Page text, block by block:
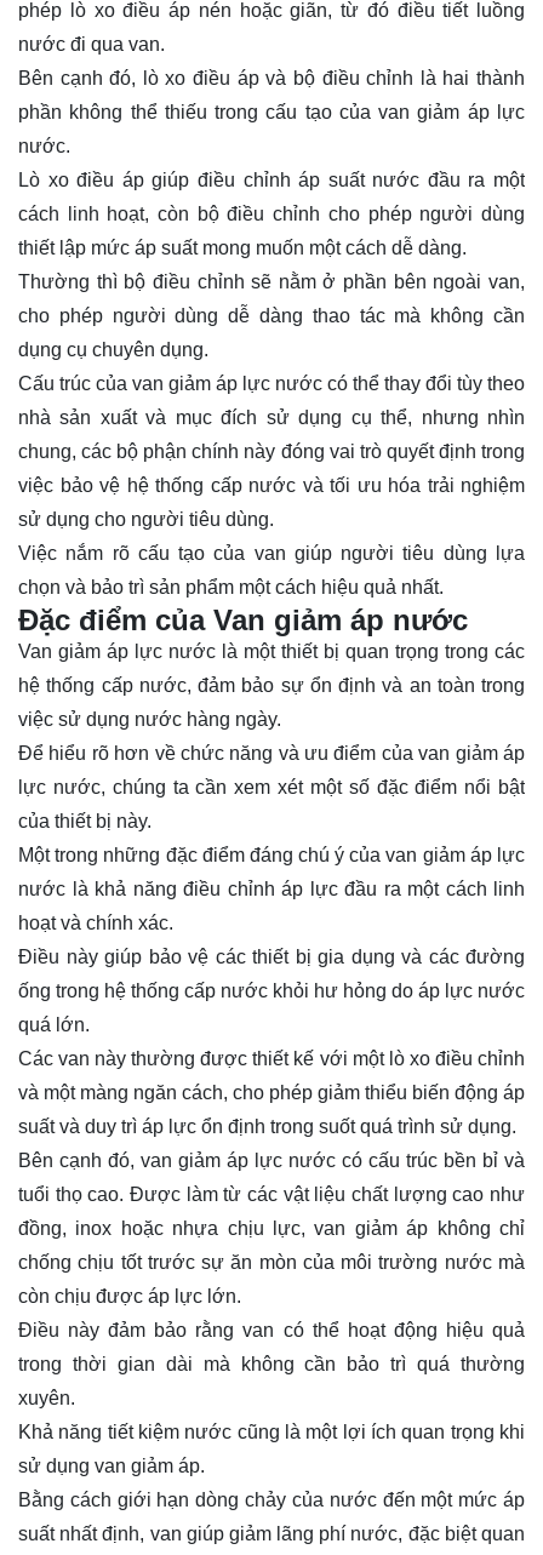
phép lò xo điều áp nén hoặc giãn, từ đó điều tiết luồng
nước đi qua van.
Bên cạnh đó, lò xo điều áp và bộ điều chỉnh là hai thành
phần không thể thiếu trong cấu tạo của van giảm áp lực
nước.
Lò xo điều áp giúp điều chỉnh áp suất nước đầu ra một
cách linh hoạt, còn bộ điều chỉnh cho phép người dùng
thiết lập mức áp suất mong muốn một cách dễ dàng.
Thường thì bộ điều chỉnh sẽ nằm ở phần bên ngoài van,
cho phép người dùng dễ dàng thao tác mà không cần
dụng cụ chuyên dụng.
Cấu trúc của van giảm áp lực nước có thể thay đổi tùy theo
nhà sản xuất và mục đích sử dụng cụ thể, nhưng nhìn
chung, các bộ phận chính này đóng vai trò quyết định trong
việc bảo vệ hệ thống cấp nước và tối ưu hóa trải nghiệm
sử dụng cho người tiêu dùng.
Việc nắm rõ cấu tạo của van giúp người tiêu dùng lựa
chọn và bảo trì sản phẩm một cách hiệu quả nhất.
Đặc điểm của Van giảm áp nước
Van giảm áp lực nước là một thiết bị quan trọng trong các
hệ thống cấp nước, đảm bảo sự ổn định và an toàn trong
việc sử dụng nước hàng ngày.
Để hiểu rõ hơn về chức năng và ưu điểm của van giảm áp
lực nước, chúng ta cần xem xét một số đặc điểm nổi bật
của thiết bị này.
Một trong những đặc điểm đáng chú ý của van giảm áp lực
nước là khả năng điều chỉnh áp lực đầu ra một cách linh
hoạt và chính xác.
Điều này giúp bảo vệ các thiết bị gia dụng và các đường
ống trong hệ thống cấp nước khỏi hư hỏng do áp lực nước
quá lớn.
Các van này thường được thiết kế với một lò xo điều chỉnh
và một màng ngăn cách, cho phép giảm thiểu biến động áp
suất và duy trì áp lực ổn định trong suốt quá trình sử dụng.
Bên cạnh đó, van giảm áp lực nước có cấu trúc bền bỉ và
tuổi thọ cao. Được làm từ các vật liệu chất lượng cao như
đồng, inox hoặc nhựa chịu lực, van giảm áp không chỉ
chống chịu tốt trước sự ăn mòn của môi trường nước mà
còn chịu được áp lực lớn.
Điều này đảm bảo rằng van có thể hoạt động hiệu quả
trong thời gian dài mà không cần bảo trì quá thường
xuyên.
Khả năng tiết kiệm nước cũng là một lợi ích quan trọng khi
sử dụng van giảm áp.
Bằng cách giới hạn dòng chảy của nước đến một mức áp
suất nhất định, van giúp giảm lãng phí nước, đặc biệt quan